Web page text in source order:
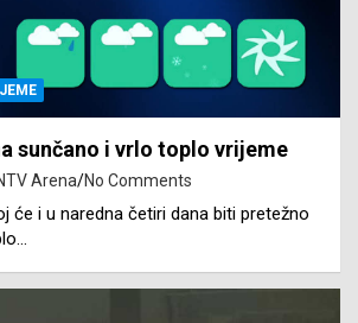
sunčano i vrlo toplo vrijeme
Arena No Comments
će i u naredna četiri dana biti pretežno